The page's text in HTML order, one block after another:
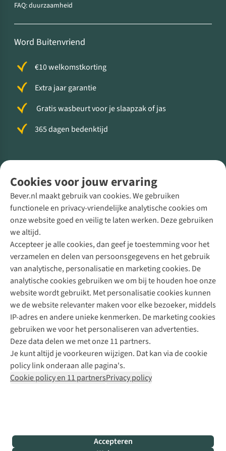
Cookies voor jouw ervaring
Bever.nl maakt gebruik van cookies. We gebruiken
functionele en privacy-vriendelijke analytische cookies om
onze website goed en veilig te laten werken. Deze gebruiken
we altijd.
Accepteer je alle cookies, dan geef je toestemming voor het
verzamelen en delen van persoonsgegevens en het gebruik
van analytische, personalisatie en marketing cookies. De
analytische cookies gebruiken we om bij te houden hoe onze
website wordt gebruikt. Met personalisatie cookies kunnen
we de website relevanter maken voor elke bezoeker, middels
IP-adres en andere unieke kenmerken. De marketing cookies
gebruiken we voor het personaliseren van advertenties.
Deze data delen we met onze 11 partners.
Je kunt altijd je voorkeuren wijzigen. Dat kan via de cookie
policy link onderaan alle pagina's.
Cookie policy en 11 partnersPrivacy policy
Accepteren
FAQ: duurzaamheid
Word Buitenvriend
€10 welkomstkorting
Extra jaar garantie
Gratis wasbeurt voor je slaapzak of jas
365 dagen bedenktijd
Direct advies van een Buitenexpert
+31 (0)85 888 50 88
+31 6 12 28 49 80
Contactformulier
Bever